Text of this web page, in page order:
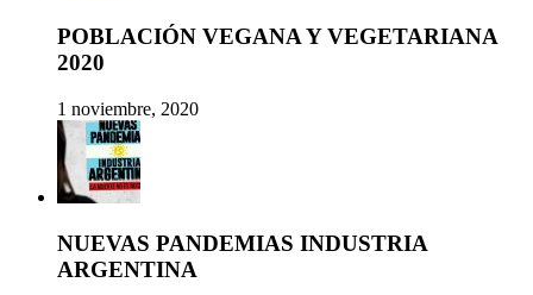
POBLACIÓN VEGANA Y VEGETARIANA
2020
1 noviembre, 2020
NUEVAS PANDEMIAS INDUSTRIA
ARGENTINA